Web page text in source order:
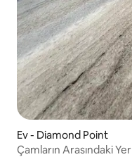
Ev - Diamond Point
Çamların Arasındaki Yer